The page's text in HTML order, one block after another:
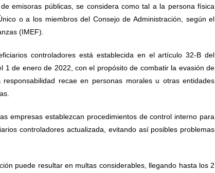
emisoras públicas, se considera como tal a la persona física
o a los miembros del Consejo de Administración, según el
(IMEF).
controladores está establecida en el artículo 32-B del
1 de enero de 2022, con el propósito de combatir la evasión de
recae en personas morales u otras entidades
empresas establezcan procedimientos de control interno para
controladores actualizada, evitando así posibles problemas
puede resultar en multas considerables, llegando hasta los 2